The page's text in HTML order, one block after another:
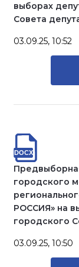
выборах
Совета
03.09.25, 10:52
городского
РОССИЯ» на
городского
03.09.25, 10:50